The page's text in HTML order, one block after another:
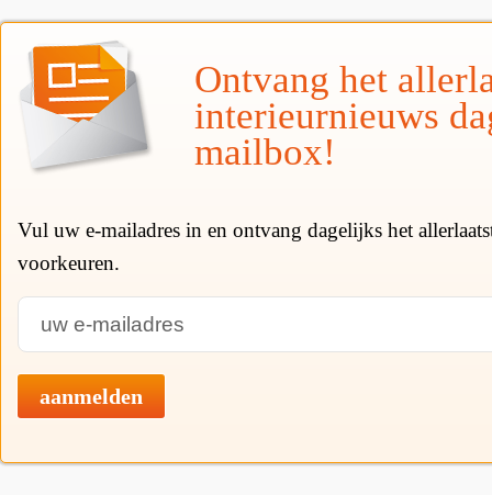
Ontvang het
interieurnieuws
mailbox!
Vul uw e-mailadres in en ontvang dagelijks het
voorkeuren.
aanmelden